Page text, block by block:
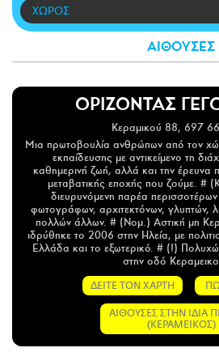
LIFOLAND
CITY GUIDE
ΧΩΡΟΣ
ΑΙΘΟΥΣΕΣ
ΟΡΙΖΟΝΤΑΣ
Κεραμικού 88, 697
Μια πρωτοβουλία ανθρώπων από τον
εκπαίδευσης με αντικείμενο τη
καθημερινή ζωή, αλλά και την έρευνα
μεταβατικής εποχής που ζούμε. #
διευρυνόμενη παρέα
φωτογράφων, αρχιτεκτόνων, γλυπτών,
πολλών άλλων. # (Νομ.) Αστική μη
ιδρύθηκε το 2006 στην Ηλεία, με
Ελλάδα και το εξωτερικό. # (!)
στην οδό
ΔΕΙΤΕ ΤΟΝ ΧΑΡΤΗ
ΑΙΘΟΥΣΕΣ ΣΤΗΝ ΙΔΙΑ
(ΚΕΡΑΜΕΙΚΟΣ)